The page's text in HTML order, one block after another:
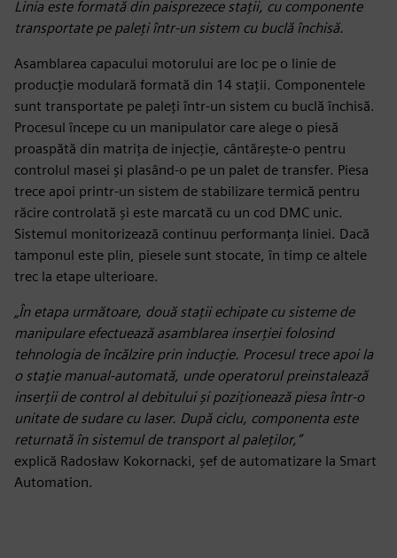
Linia este formată din paisprezece stații, cu componente
transportate pe paleți într-un sistem cu buclă închisă.
Asamblarea capacului motorului are loc pe o linie de
producție modulară formată din 14 stații. Componentele
sunt transportate pe paleți într-un sistem cu buclă închisă.
Procesul începe cu un manipulator care alege o piesă
proaspătă din matrița de injecție, cântărește-o pentru
controlul masei și plasând-o pe un palet de transfer. Piesa
trece apoi printr-un sistem de stabilizare termică pentru
răcire controlată și este marcată cu un cod DMC unic.
Sistemul monitorizează continuu performanța liniei. Dacă
tamponul este plin, piesele sunt stocate, în timp ce altele
trec la etape ulterioare.
„În etapa următoare, două stații echipate cu sisteme de
manipulare efectuează asamblarea inserției folosind
tehnologia de încălzire prin inducție. Procesul trece apoi la
o stație manual-automată, unde operatorul preinstalează
inserții de control al debitului și poziționează piesa într-o
unitate de sudare cu laser. După ciclu, componenta este
returnată în sistemul de transport al paleților,”
explică Radosław Kokornacki, șef de automatizare la Smart
Automation.